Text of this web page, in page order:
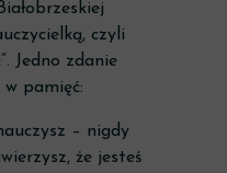
czyli
Jedno zdanie
w pamięć:
– nigdy
że jesteś